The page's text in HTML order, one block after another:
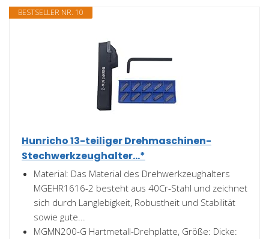
BESTSELLER NR. 10
Hunricho 13-teiliger Drehmaschinen-
Stechwerkzeughalter...*
Material: Das Material des Drehwerkzeughalters
MGEHR1616-2 besteht aus 40Cr-Stahl und zeichnet
sich durch Langlebigkeit, Robustheit und Stabilität
sowie gute...
MGMN200-G Hartmetall-Drehplatte, Größe: Dicke: